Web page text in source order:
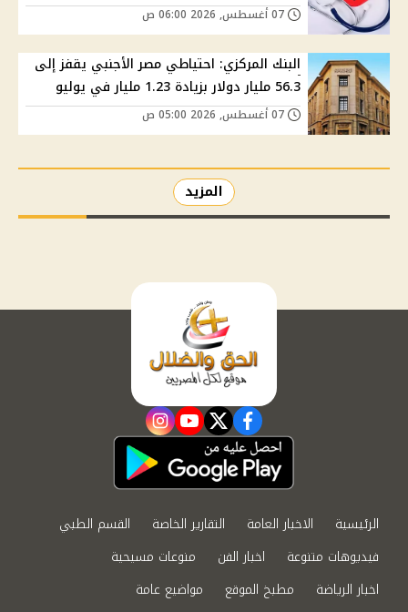
البنك المركزي: احتياطي مصر الأجنبي يقفز إلى
56.3 مليار دولار بزيادة 1.23 مليار في يوليو
المزيد
facebook
twitter
youtube
instagram
الرئيسية الاخبار العامة التقارير الخاصة
القسم الطبي
فيديوهات متنوعة
اخبار الفن
منوعات مسيحية
اخبار الرياضة
مطبخ الموقع
مواضيع عامة